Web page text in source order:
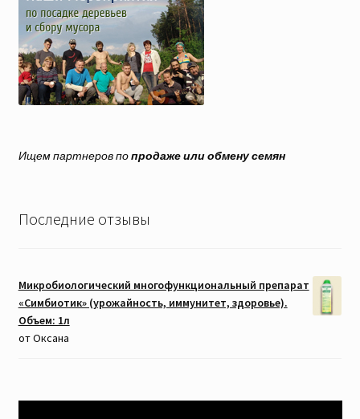
Ищем партнеров попродаже или обмену семян
Последние отзывы
Микробиологический многофункциональный препарат
«Симбиотик» (урожайность, иммунитет, здоровье).
Объем: 1л
от Оксана